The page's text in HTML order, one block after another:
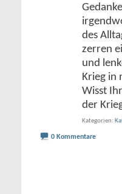
des
zerren
und
Krieg in
Wisst
der
Kategorien
0 Kommentare